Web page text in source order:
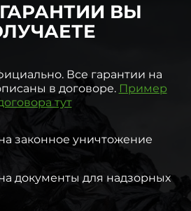
ВЫ
Все гарантии на
в договоре. Пример
тут
законное уничтожение
документы для надзорных